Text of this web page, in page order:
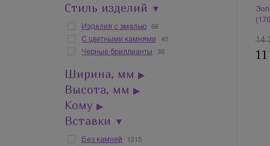
Стиль изделий ▼
Изделия с эмалью 66
С цветными камнями 40
Черные бриллианты 38
Ширина, мм ▶
Высота, мм ▶
Кому ▶
Вставки ▼
Без камней 1215
14